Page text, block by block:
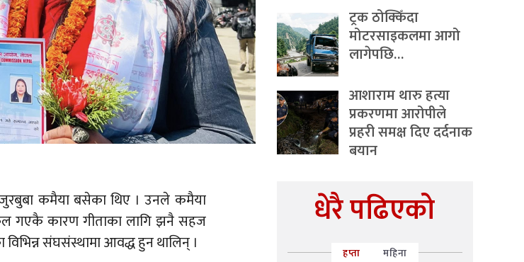
कमैया बसेका थिए । उनले कमैया
गएकै कारण गीताका लागि झनै सहज
संघसंस्थामा आवद्ध हुन थालिन् ।
ट्रक ठोक्किँदा
मोटरसाइकलमा आगो
लागेपछि…
आशाराम थारु हत्या
प्रकरणमा आरोपीले
प्रहरी समक्ष दिए दर्दनाक
बयान
धेरै पढिएको
हप्ता महिना